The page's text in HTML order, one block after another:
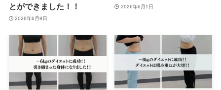
とができました！！
2026年6月8日
2026年6月1日